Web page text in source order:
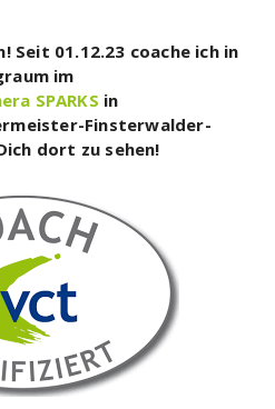
Seit 01.12.23 coache ich in
im
SPARKS in
Finsterwalder-
dort zu sehen!